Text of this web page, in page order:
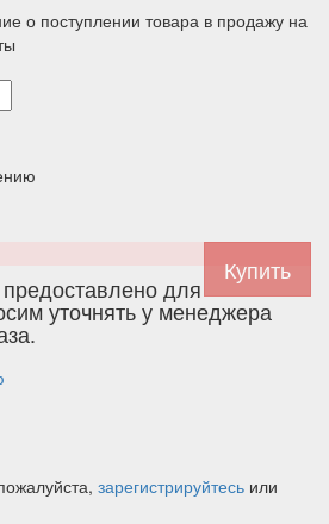
о поступлении товара в продажу на
для
уточнять у менеджера
зарегистрируйтесь или